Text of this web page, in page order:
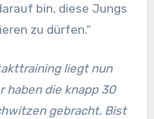
bin, diese Jungs
zu dürfen.“
liegt nun
haben die knapp 30
gebracht. Bist